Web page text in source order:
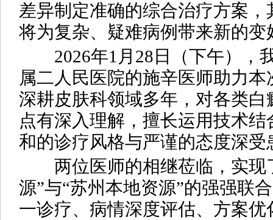
差异制定准确的综合治疗方案
将为复杂、疑难病例带来新的变
2026年1月28日（下午），
属二人民医院的施辛医师助力
深耕皮肤科领域多年，对各类
点有深入理解，擅长运用技术
和的诊疗风格与严谨的态度深受
两位医师的相继莅临，实现
源”与“苏州本地资源”的强强联
一诊疗、病情深度评估、方案